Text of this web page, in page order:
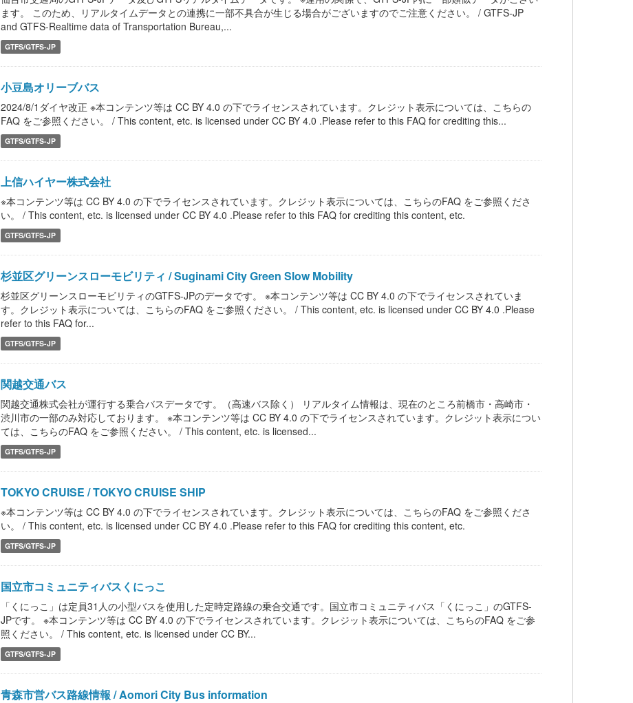
ます。 このため、リアルタイムデータとの連携に一部不具合が生じる場合がございますのでご注意ください。 / GTFS-JP
and GTFS-Realtime data of Transportation Bureau,...
GTFS/GTFS-JP
小豆島オリーブバス
2024/8/1ダイヤ改正 ※本コンテンツ等は CC BY 4.0 の下でライセンスされています。クレジット表示については、こちらの
FAQ をご参照ください。 / This content, etc. is licensed under CC BY 4.0 .Please refer to this FAQ for crediting this...
GTFS/GTFS-JP
上信ハイヤー株式会社
※本コンテンツ等は CC BY 4.0 の下でライセンスされています。クレジット表示については、こちらのFAQ をご参照くださ
い。 / This content, etc. is licensed under CC BY 4.0 .Please refer to this FAQ for crediting this content, etc.
GTFS/GTFS-JP
杉並区グリーンスローモビリティ / Suginami City Green Slow Mobility
杉並区グリーンスローモビリティのGTFS-JPのデータです。 ※本コンテンツ等は CC BY 4.0 の下でライセンスされていま
す。クレジット表示については、こちらのFAQ をご参照ください。 / This content, etc. is licensed under CC BY 4.0 .Please
refer to this FAQ for...
GTFS/GTFS-JP
関越交通バス
関越交通株式会社が運行する乗合バスデータです。（高速バス除く） リアルタイム情報は、現在のところ前橋市・高崎市・
渋川市の一部のみ対応しております。 ※本コンテンツ等は CC BY 4.0 の下でライセンスされています。クレジット表示につい
ては、こちらのFAQ をご参照ください。 / This content, etc. is licensed...
GTFS/GTFS-JP
TOKYO CRUISE / TOKYO CRUISE SHIP
※本コンテンツ等は CC BY 4.0 の下でライセンスされています。クレジット表示については、こちらのFAQ をご参照くださ
い。 / This content, etc. is licensed under CC BY 4.0 .Please refer to this FAQ for crediting this content, etc.
GTFS/GTFS-JP
国立市コミュニティバスくにっこ
「くにっこ」は定員31人の小型バスを使用した定時定路線の乗合交通です。国立市コミュニティバス「くにっこ」のGTFS-
JPです。 ※本コンテンツ等は CC BY 4.0 の下でライセンスされています。クレジット表示については、こちらのFAQ をご参
照ください。 / This content, etc. is licensed under CC BY...
GTFS/GTFS-JP
青森市営バス路線情報 / Aomori City Bus information